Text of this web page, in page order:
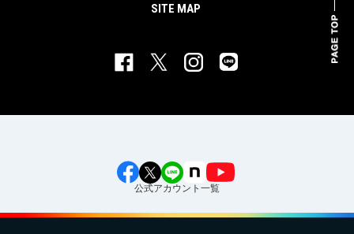
SITE MAP
公式アカウント一覧